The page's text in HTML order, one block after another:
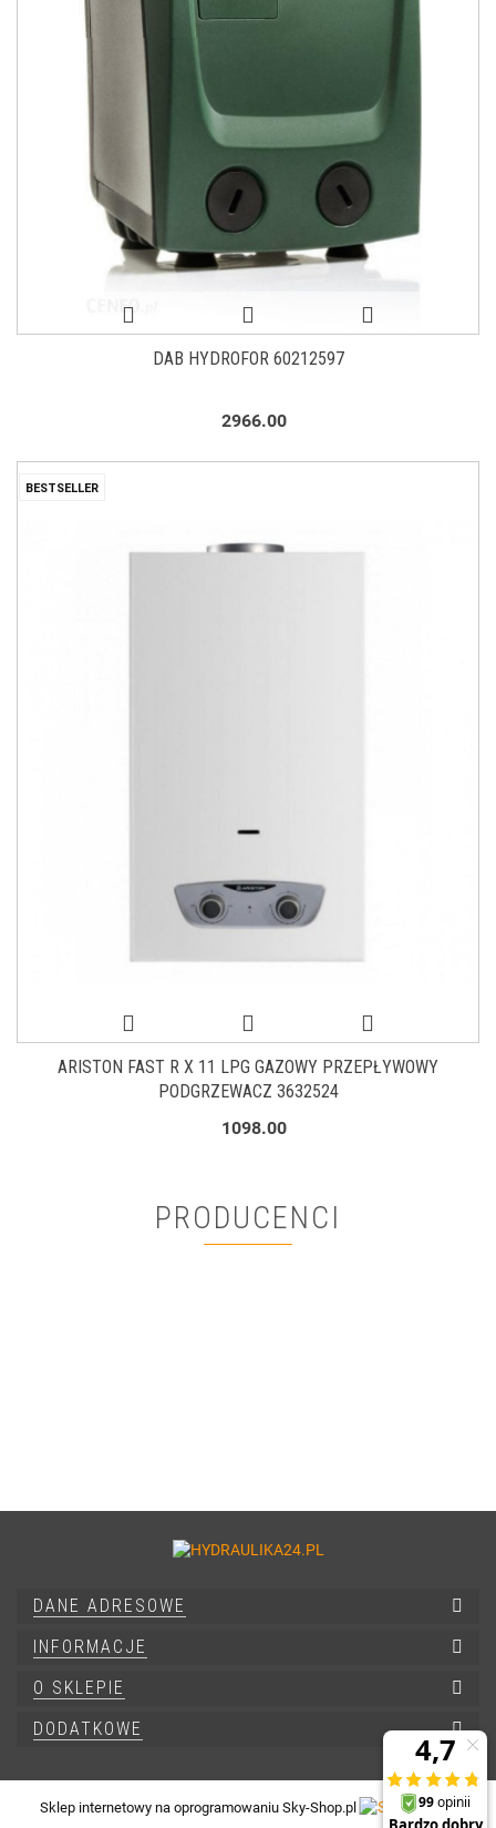
DAB HYDROFOR 60212597
2966.00
BESTSELLER
ARISTON FAST R X 11 LPG GAZOWY PRZEPŁYWOWY
PODGRZEWACZ 3632524
1098.00
PRODUCENCI
DANE ADRESOWE
INFORMACJE
O SKLEPIE
DODATKOWE
Sklep internetowy na oprogramowaniu Sky-Shop.pl